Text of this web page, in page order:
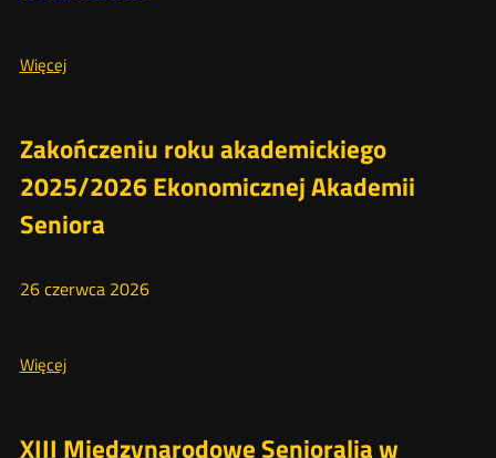
o:
2026
Więcej
Zakończeniu roku akademickiego
2025/2026 Ekonomicznej Akademii
Seniora
26czerwca 2026
o:
Więcej
XIII Międzynarodowe Senioralia w